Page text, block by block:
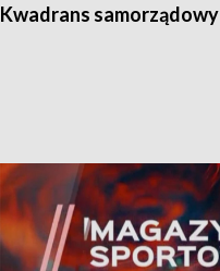
Kwadrans samorządowy